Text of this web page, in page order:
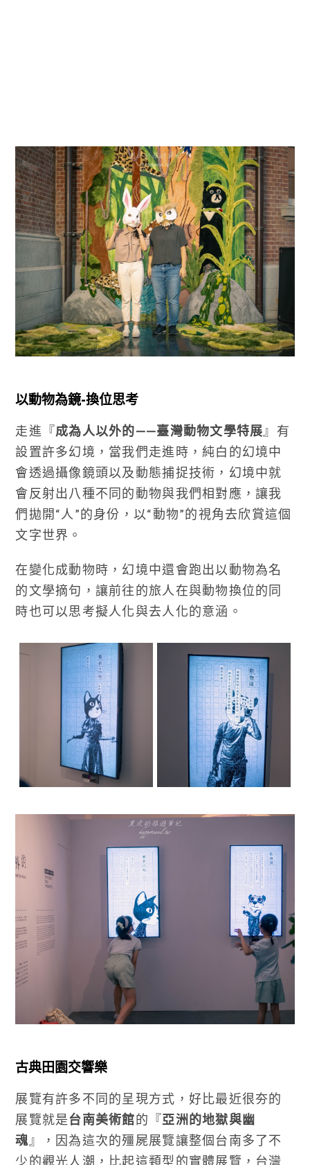
以動物為鏡-換位思考
走進『成為人以外的——臺灣動物文學特展 』有
設置許多幻境，當我們走進時，純白的幻境中
會透過攝像鏡頭以及動態捕捉技術，幻境中就
會反射出八種不同的動物與我們相對應，讓我
們拋開“人”的身份，以“動物”的視角去欣賞這個
文字世界。
在變化成動物時，幻境中還會跑出以動物為名
的文學摘句，讓前往的旅人在與動物換位的同
時也可以思考擬人化與去人化的意涵。
古典田園交響樂
展覽有許多不同的呈現方式，好比最近很夯的
展覽就是台南美術館的『亞洲的地獄與幽
魂 』，因為這次的殭屍展覽讓整個台南多了不
少的觀光人潮，比起這類型的實體展覽，台灣